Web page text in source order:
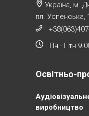
Україна, м.
пл. Успенська,
Пн - Птн
Освітньо-
виробництво